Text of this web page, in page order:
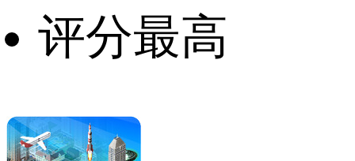
评分最高